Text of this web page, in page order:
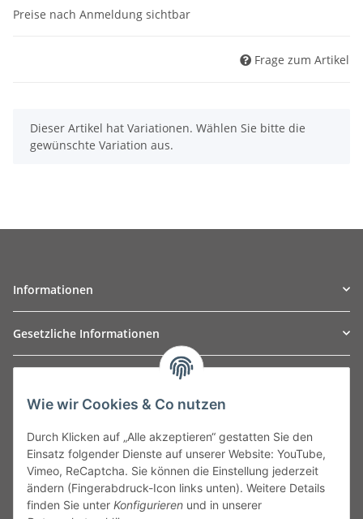
Preise nach Anmeldung sichtbar
Frage zum Artikel
x
Dieser Artikel hat Variationen. Wählen Sie bitte die
gewünschte Variation aus.
Informationen
Gesetzliche Informationen
Leibnizstraße 2a
Germany
Phone:+49 40 5287270
Fax:+49 40 5281050
Email:sales@tow-automotive.de
Wie wir Cookies & Co nutzen
Durch Klicken auf „Alle akzeptieren“ gestatten Sie den
Einsatz folgender Dienste auf unserer Website: YouTube,
Vimeo, ReCaptcha. Sie können die Einstellung jederzeit
ändern (Fingerabdruck-Icon links unten). Weitere Details
finden Sie unter Konfigurieren und in unserer